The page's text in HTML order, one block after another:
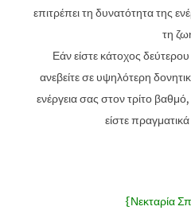
επιτρέπει τη δυνατότητα της
τη
Εάν είστε κάτοχος
ανεβείτε σε υψηλότερη
ενέργεια σας στον τρίτο
είστε πραγματικά
{Νεκταρία